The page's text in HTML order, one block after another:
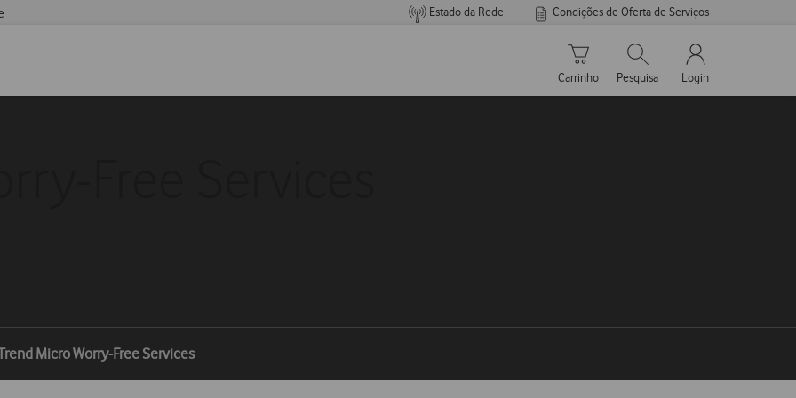
Estado da Rede Condições de Oferta de Serviços
Carrinho de compras
Carrinho
Pesquisar
Pesquisa
My Vodafone
Login
Micro Worry-Free Services